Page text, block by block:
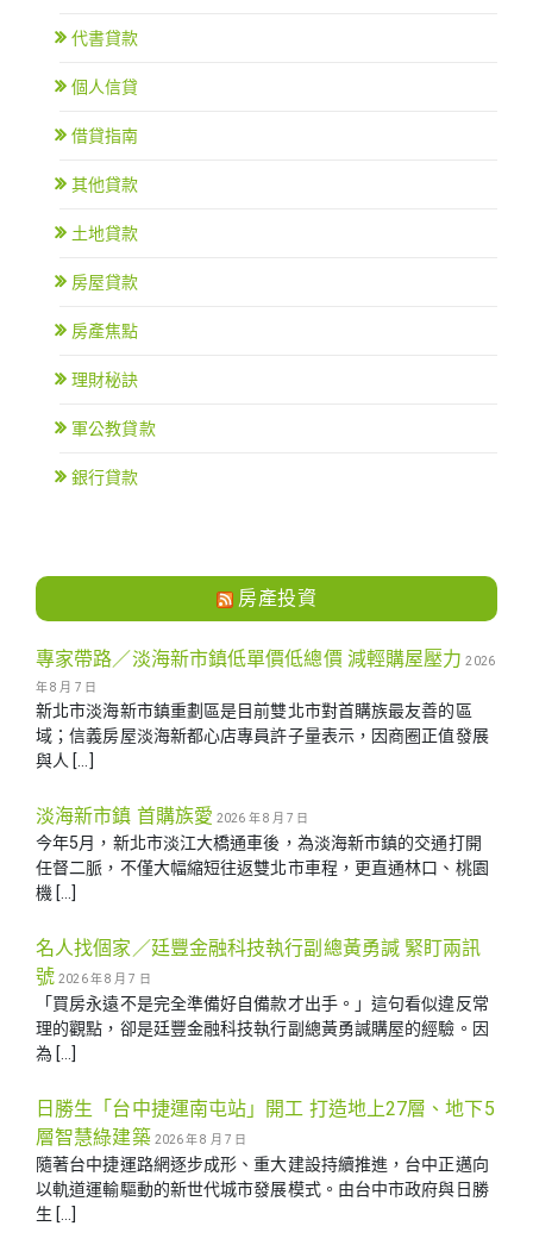
代書貸款
個人信貸
借貸指南
其他貸款
土地貸款
房屋貸款
房產焦點
理財秘訣
軍公教貸款
銀行貸款
房產投資
專家帶路／淡海新市鎮低單價低總價 減輕購屋壓力 2026
年 8 月 7 日
新北市淡海新市鎮重劃區是目前雙北市對首購族最友善的區
域；信義房屋淡海新都心店專員許子量表示，因商圈正值發展
與人 […]
淡海新市鎮 首購族愛 2026 年 8 月 7 日
今年5月，新北市淡江大橋通車後，為淡海新市鎮的交通打開
任督二脈，不僅大幅縮短往返雙北市車程，更直通林口、桃園
機 […]
名人找個家／廷豐金融科技執行副總黃勇諴 緊盯兩訊
號 2026 年 8 月 7 日
「買房永遠不是完全準備好自備款才出手。」這句看似違反常
理的觀點，卻是廷豐金融科技執行副總黃勇諴購屋的經驗。因
為 […]
日勝生「台中捷運南屯站」開工 打造地上27層、地下5
層智慧綠建築 2026 年 8 月 7 日
隨著台中捷運路網逐步成形、重大建設持續推進，台中正邁向
以軌道運輸驅動的新世代城市發展模式。由台中市政府與日勝
生 […]